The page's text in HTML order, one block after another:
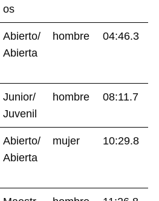
os
Abierto/
Abierta
hombre 04:46.3
Junior/
Juvenil
hombre 08:11.7
Abierto/
Abierta
mujer 10:29.8